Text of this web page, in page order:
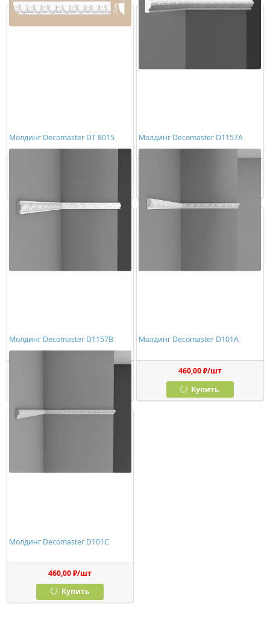
Молдинг Decomaster DT 8015 Молдинг Decomaster D1157A
Молдинг Decomaster D1157B Молдинг Decomaster D101A
460,00 ₽/шт
Купить
Молдинг Decomaster D101C
460,00 ₽/шт
Купить